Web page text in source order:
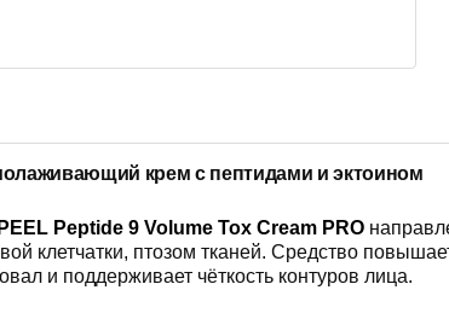
крем с пептидами и эктоином
Peptide 9 Volume Tox Cream PRO
клетчатки, птозом тканей. Средство
и поддерживает чёткость контуров лица.